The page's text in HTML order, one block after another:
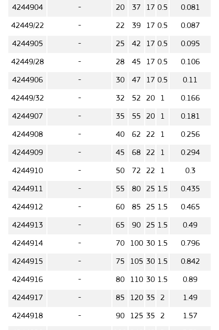
4244904 - 20 37 17 0.5 0.081
42449/22 - 22 39 17 0.5 0.087
4244905 - 25 42 17 0.5 0.095
42449/28 - 28 45 17 0.5 0.106
4244906 - 30 47 17 0.5 0.11
42449/32 - 32 52 20 1 0.166
4244907 - 35 55 20 1 0.181
4244908 - 40 62 22 1 0.256
4244909 - 45 68 22 1 0.294
4244910 - 50 72 22 1 0.3
4244911 - 55 80 25 1.5 0.435
4244912 - 60 85 25 1.5 0.465
4244913 - 65 90 25 1.5 0.49
4244914 - 70 100 30 1.5 0.796
4244915 - 75 105 30 1.5 0.842
4244916 - 80 110 30 1.5 0.89
4244917 - 85 120 35 2 1.49
4244918 - 90 125 35 2 1.57